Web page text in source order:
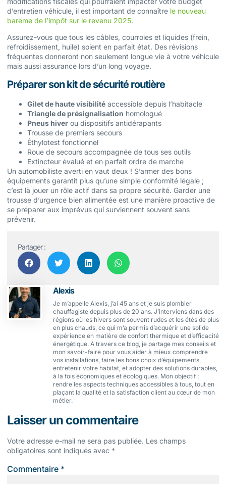
d’entretien véhicule, il est important de connaître le nouveau
barème de l’impôt sur le revenu 2025.
Assurez-vous que tous les câbles, courroies et liquides (frein,
refroidissement, huile) soient en parfait état. Des révisions
fréquentes donneront non seulement longue vie à votre véhicule
mais aussi assurance lors d’un long voyage.
Préparer son kit de sécurité routière
Gilet de haute visibilité accessible depuis l’habitacle
Triangle de présignalisation homologué
Pneus hiver ou dispositifs antidérapants
Trousse de premiers secours
Éthylotest fonctionnel
Roue de secours accompagnée de tous ses outils
Extincteur évalué et en parfait ordre de marche
Un automobiliste averti en vaut deux ! S’armer des bons
équipements garantit plus qu’une simple conformité légale ;
c’est là jouer un rôle actif dans sa propre sécurité. Garder une
trousse d’urgence bien alimentée est une manière proactive de
se préparer aux imprévus qui surviennent souvent sans
prévenir.
Partager :
Alexis
Je m’appelle Alexis, j’ai 45 ans et je suis plombier
chauffagiste depuis plus de 20 ans. J’interviens dans des
régions où les hivers sont souvent rudes et les étés de plus
en plus chauds, ce qui m’a permis d’acquérir une solide
expérience en matière de confort thermique et d’efficacité
énergétique. À travers ce blog, je partage mes conseils et
mon savoir-faire pour vous aider à mieux comprendre
vos installations, faire les bons choix d’équipements,
entretenir votre habitat, et adopter des solutions durables,
à la fois économiques et écologiques. Mon objectif :
rendre les aspects techniques accessibles à tous, tout en
plaçant la qualité et la satisfaction client au cœur de mon
métier.
Laisser un commentaire
Votre adresse e-mail ne sera pas publiée. Les champs
obligatoires sont indiqués avec *
Commentaire *